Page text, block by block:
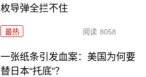
枚导弹全拦不住
最热 阅读 8058
一张纸条引发血案：美国为何要
替日本“托底”？